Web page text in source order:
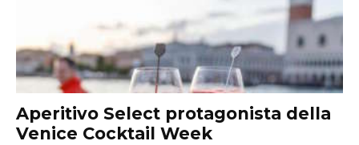
Aperitivo Select protagonista della
Venice Cocktail Week